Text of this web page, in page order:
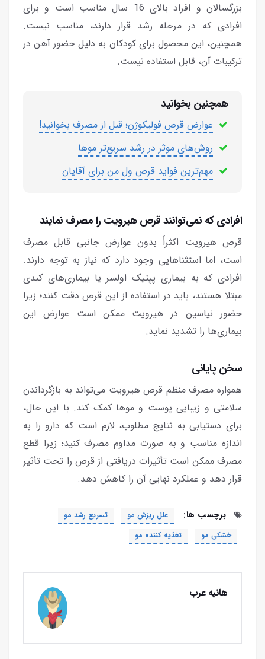
بزرگسالان و افراد بالای 16 سال مناسب است و برای
افرادی که در مرحله رشد قرار دارند، مناسب نیست.
همچنین، این محصول برای کودکان به دلیل حضور آهن در
ترکیبات آن، قابل استفاده نیست.
همچنین بخوانید
عوارض قرص فولیکوژن؛ قبل از مصرف بخوانید!
روش‌های‌ موثر در رشد سریع‌تر موها
مهم‌ترین فواید قرص ول من برای آقایان
افرادی که نمی‌توانند قرص هیرویت را مصرف نمایند
قرص هیرویت اکثراً بدون عوارض جانبی قابل مصرف
است، اما استثناهایی وجود دارد که نیاز به توجه دارند.
افرادی که به بیماری پپتیک اولسر یا بیماری‌های کبدی
مبتلا هستند، باید در استفاده از این قرص دقت کنند؛ زیرا
حضور نیاسین در هیرویت ممکن است عوارض این
بیماری‌ها را تشدید نماید.
سخن پایانی
همواره مصرف منظم قرص هیرویت می‌تواند به بازگرداندن
سلامتی و زیبایی پوست و موها کمک کند. با این حال،
برای دستیابی به نتایج مطلوب، لازم است که دارو را به
اندازه مناسب و به صورت مداوم مصرف کنید؛ زیرا قطع
مصرف ممکن است تأثیرات دریافتی از قرص را تحت تأثیر
قرار دهد و عملکرد نهایی آن را کاهش دهد.
برچسب ها: علل ریزش مو
تسریع رشد مو
خشکی مو
تغذیه کننده مو
هانیه عرب